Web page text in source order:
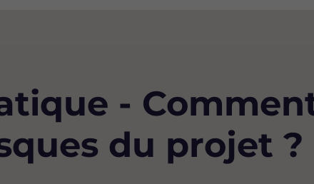
-
du projet ?